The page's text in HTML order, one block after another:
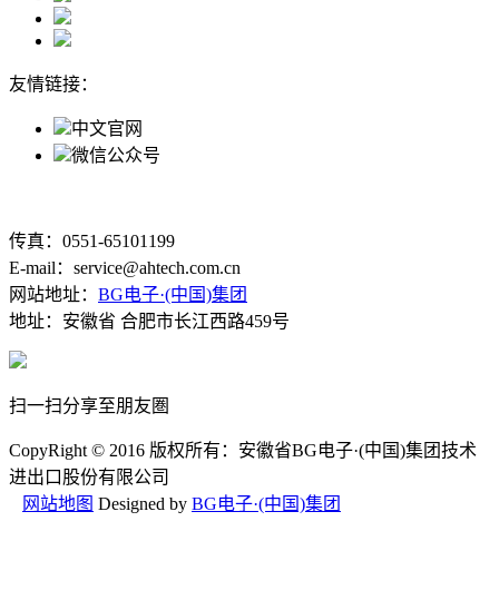
友情链接：
中文官网
微信公众号
传真：0551-65101199
E-mail：service@ahtech.com.cn
网站地址： BG电子·(中国)集团
地址：安徽省 合肥市长江西路459号
扫一扫分享至朋友圏
CopyRight © 2016 版权所有：安徽省BG电子·(中国)集团技术
进出口股份有限公司
网站地图 Designed by BG电子·(中国)集团